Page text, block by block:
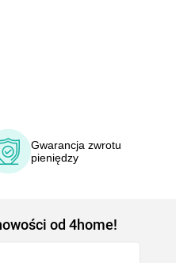
Gwarancja zwrotu
pieniędzy
od 4home!